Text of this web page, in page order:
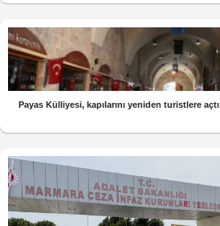
Payas Külliyesi, kapılarını yeniden turistlere açtı